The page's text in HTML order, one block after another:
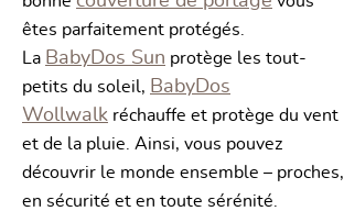
êtes parfaitement protégés.
La BabyDos Sun protège les tout-
petits du soleil, BabyDos
Wollwalk réchauffe et protège du vent
et de la pluie. Ainsi, vous pouvez
découvrir le monde ensemble – proches,
en sécurité et en toute sérénité.